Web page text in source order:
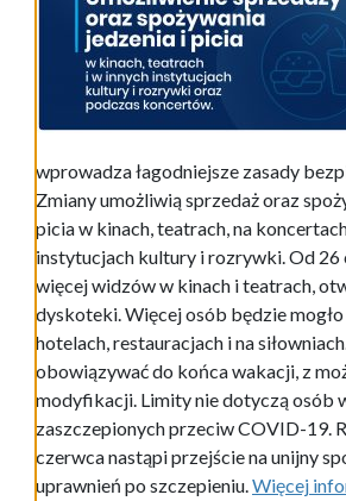
wprowadza łagodniejsze zasady
Zmiany umożliwią sprzedaż oraz
picia w kinach, teatrach, na
instytucjach kultury i rozrywki. Od 26
więcej widzów w kinach i teatrach,
dyskoteki. Więcej osób będzie
hotelach, restauracjach i na
obowiązywać do końca wakacji, z
modyfikacji. Limity nie dotyczą osób
zaszczepionych przeciw COVID-19.
czerwca nastąpi przejście na unijny
uprawnień po szczepieniu.Więcej